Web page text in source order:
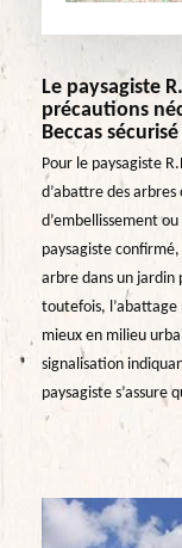
Le paysagiste
précautions
Beccas sécurisé
Pour le paysagiste
d’abattre des
d’embellissement
paysagiste
arbre dans un jardin
toutefois,
mieux en milieu
signalisation
paysagiste s’assure